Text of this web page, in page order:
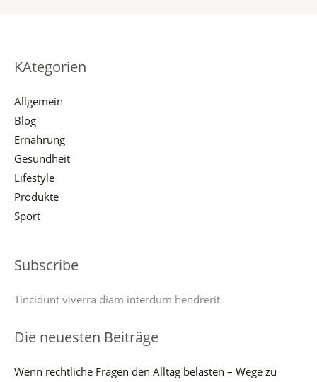
KAtegorien
Allgemein
Blog
Ernährung
Gesundheit
Lifestyle
Produkte
Sport
Subscribe
Tincidunt viverra diam interdum hendrerit.
Die neuesten Beiträge
Wenn rechtliche Fragen den Alltag belasten – Wege zu